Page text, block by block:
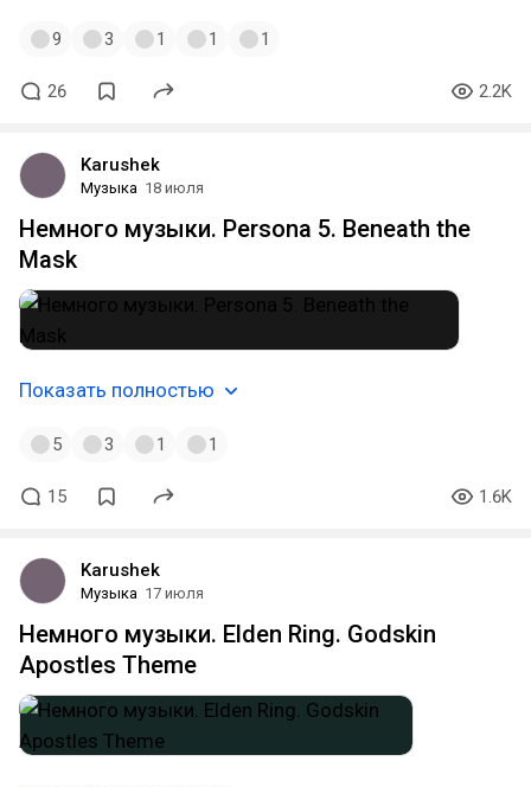
9 3 1 1 1
26 2.2K
Karushek
Музыка 18 июля
Немного музыки. Persona 5. Beneath the
Mask
Показать полностью
5 3 1 1
15 1.6K
Karushek
Музыка 17 июля
Немного музыки. Elden Ring. Godskin
Apostles Theme